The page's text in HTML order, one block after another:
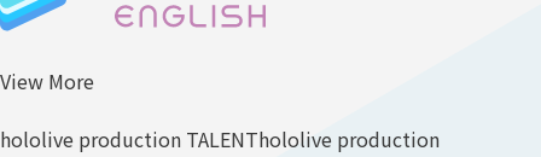
View More
hololive production TALENThololive production